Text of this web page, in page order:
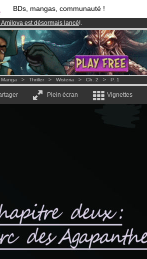
BDs, mangas, communauté !
Amilova est désormais lancé!.
à partir de3.95 eurospar mois !Clique ici
membreset 1000BDs & Mangas!
Manga > Thriller > Wisteria > Ch. 2 > P. 1
Plein écran Vignettes